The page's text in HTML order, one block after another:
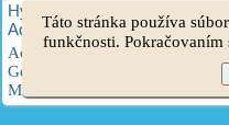
HyundaiBook.ru © 2018-2026
Administrácia·Vyhľadávanie
Accent 1·Accent 2·Accent 3
Getz
Matrix
Táto stránka používa
funkčnosti. Pokračovaním